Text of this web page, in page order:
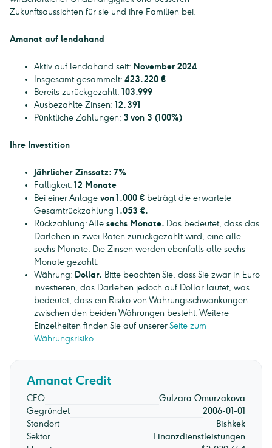
Zukunftsaussichten für sie und ihre Familien bei.
Amanat auf lendahand
Aktiv auf lendahand seit: November 2024
Insgesamt gesammelt: 423.220 €.
Bereits zurückgezahlt: 103.999
Ausbezahlte Zinsen: 12.391
Pünktliche Zahlungen: 3 von 3 (100%)
Ihre Investition
Jährlicher Zinssatz: 7%
Fälligkeit: 12 Monate
Bei einer Anlage von 1.000 € beträgt die erwartete
Gesamtrückzahlung 1.053 €.
Rückzahlung: Alle sechs Monate. Das bedeutet, dass das
Darlehen in zwei Raten zurückgezahlt wird, eine alle
sechs Monate. Die Zinsen werden ebenfalls alle sechs
Monate gezahlt.
Währung: Dollar. Bitte beachten Sie, dass Sie zwar in Euro
investieren, das Darlehen jedoch auf Dollar lautet, was
bedeutet, dass ein Risiko von Währungsschwankungen
zwischen den beiden Währungen besteht. Weitere
Einzelheiten finden Sie auf unsererSeite zum
Währungsrisiko.
Amanat Credit
CEO
Gulzara Omurzakova
Gegründet
2006-01-01
Standort
Bishkek
Sektor
Finanzdienstleistungen